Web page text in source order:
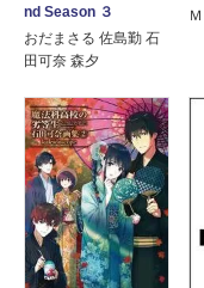
nd Season ３
おだまさる 佐島勤 石
田可奈 森夕